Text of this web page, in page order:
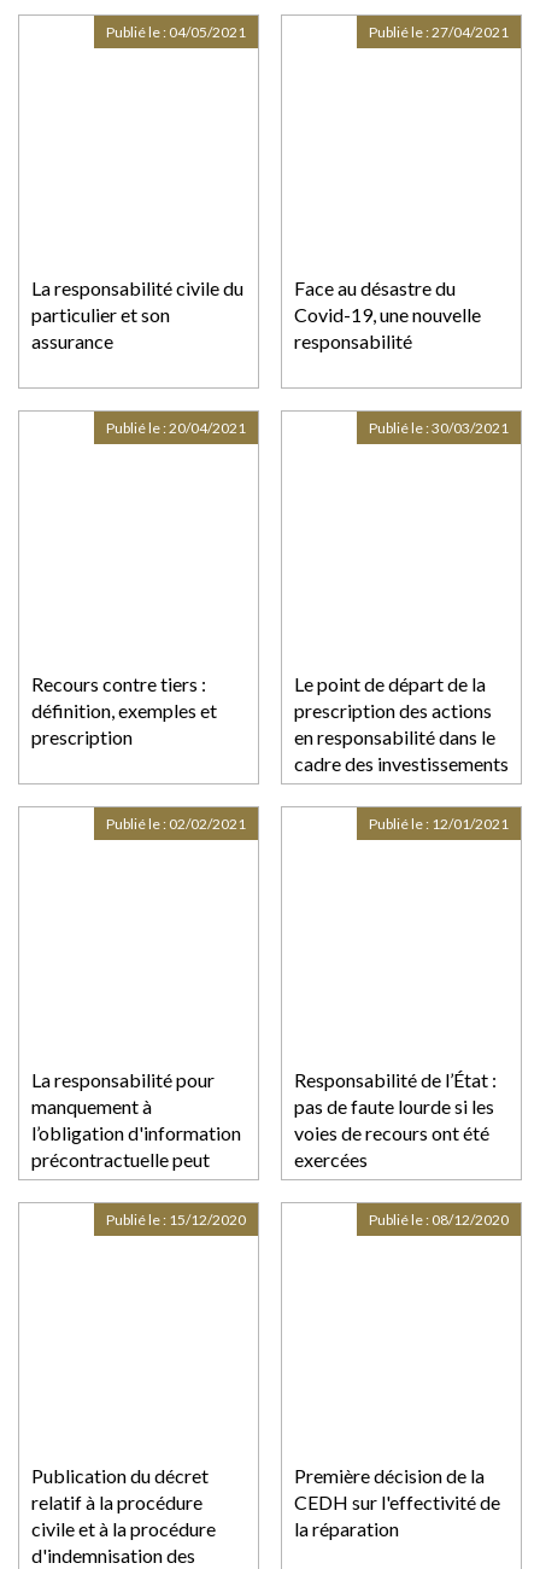
La responsabilité civile du
particulier et son
assurance
Publié le : 04/05/2021
Face au désastre du
Covid-19, une nouvelle
responsabilité
Publié le :27/04/2021
Recours contre tiers :
définition, exemples et
prescription
Publié le :20/04/2021
Le point de départ de la
prescription des actions
en responsabilité dans le
cadre des investissements
de défiscalisation
immobilière
Publié le :30/03/2021
La responsabilité pour
manquement à
l’obligation d'information
précontractuelle peut
être engagée même si le
dol n’est pas caractérisé
Publié le : 02/02/2021
Responsabilité de l’État :
pas de faute lourde si les
voies de recours ont été
exercées
Publié le : 12/01/2021
Publication du décret
relatif à la procédure
civile et à la procédure
d'indemnisation des
Publié le : 15/12/2020
Première décision de la
CEDH sur l'effectivité de
la réparation
Publié le : 08/12/2020